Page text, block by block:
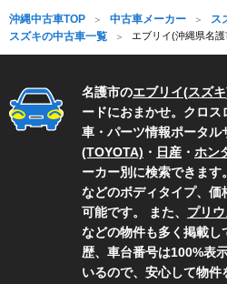
沖縄中古車TOP 中古車メーカー
ス
スズキの中古車一覧
エブリイ(沖縄県名
名護市のエブリイ(スズキ
ードにおまかせ。クロ
車・パーツ情報ポータル
(TOYOTA) ・ 日産 ・ ホン
ーカー別に検索できます
などのボディタイプ、
可能です。 また、 プリ
などの物件も多く掲載し
歴、車台番号は100%表
いるので、安心して物